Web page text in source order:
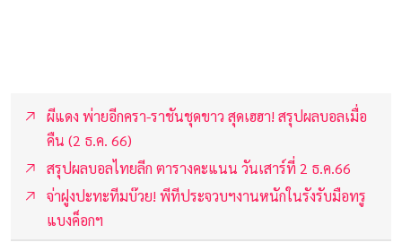
ผีแดง พ่ายอีกครา-ราชันชุดขาว สุดเฮฮา! สรุปผลบอลเมื่อ
คืน (2 ธ.ค. 66)
สรุปผลบอลไทยลีก ตารางคะแนน วันเสาร์ที่ 2 ธ.ค.66
จ่าฝูงปะทะทีมบ๊วย! พีทีประจวบฯงานหนักในรังรับมือทรู
แบงค็อกฯ